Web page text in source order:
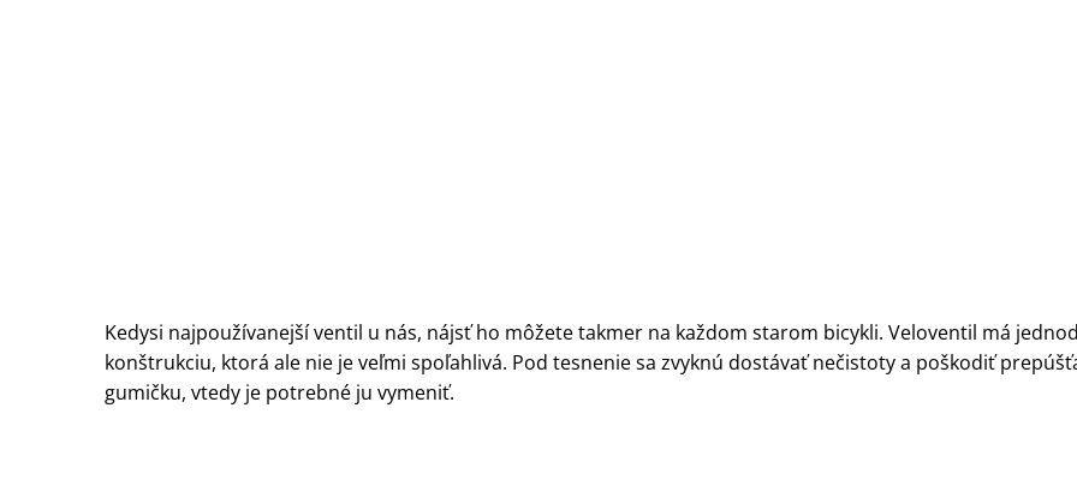
Kedysi najpoužívanejší ventil u nás, nájsť ho môžete takmer na každom starom bicykli. Veloventil má
konštrukciu, ktorá ale nie je veľmi spoľahlivá. Pod tesnenie sa zvyknú dostávať nečistoty a poškodiť
gumičku, vtedy je potrebné ju vymeniť.